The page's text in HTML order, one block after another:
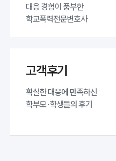
대응 경험이 풍부한
학교폭력전문변호사
고객후기
확실한 대응에 만족하신
학부모·학생들의 후기